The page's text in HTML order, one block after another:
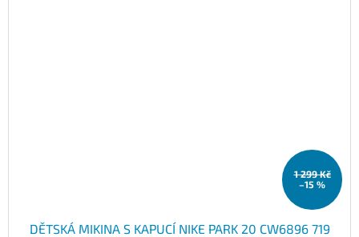
1 299 Kč
–15 %
DĚTSKÁ MIKINA S KAPUCÍ NIKE PARK 20 CW6896 719